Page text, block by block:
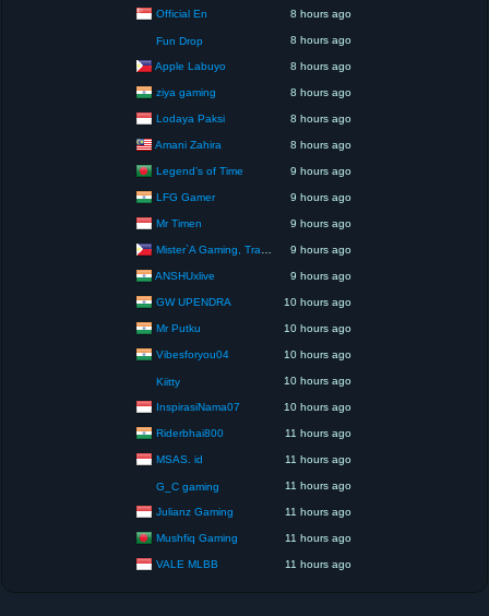
Official En 8 hours ago
Fun Drop 8 hours ago
Apple Labuyo 8 hours ago
ziya gaming 8 hours ago
Lodaya Paksi 8 hours ago
Amani Zahira 8 hours ago
Legend’s of Time 9 hours ago
LFG Gamer 9 hours ago
Mr Timen 9 hours ago
Mister`A Gaming, Trading, Travels and Lifestyle 9 hours ago
ANSHUxlive 9 hours ago
GW UPENDRA 10 hours ago
Mr Putku 10 hours ago
Vibesforyou04 10 hours ago
Kiitty 10 hours ago
InspirasiNama07 10 hours ago
Riderbhai800 11 hours ago
MSAS. id 11 hours ago
G_C gaming 11 hours ago
Julianz Gaming 11 hours ago
Mushfiq Gaming 11 hours ago
VALE MLBB 11 hours ago